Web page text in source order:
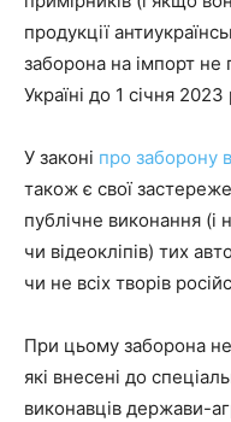
продукції
заборона на імпорт не
Україні до 1 січня 2023
У законі про заборону
також є свої
публічне виконання (і
чи відеокліпів) тих
чи не всіх творів
При цьому заборона
які внесені до
виконавців держави-